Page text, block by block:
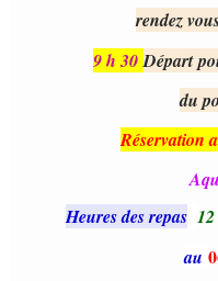
rendez
9 h 30Départ
du
Réservation
Heures des repas
au